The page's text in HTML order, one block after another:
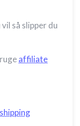
så slipper du
affiliate